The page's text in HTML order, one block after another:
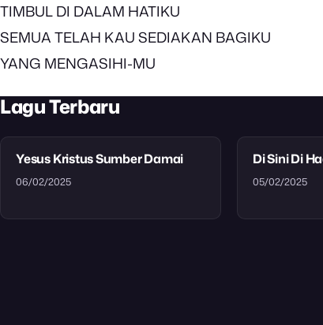
TIMBUL DI DALAM HATIKU
SEMUA TELAH KAU SEDIAKAN BAGIKU
YANG MENGASIHI-MU
Lagu Terbaru
Yesus Kristus Sumber Damai
06/02/2025
Di Sini Di
05/02/2025